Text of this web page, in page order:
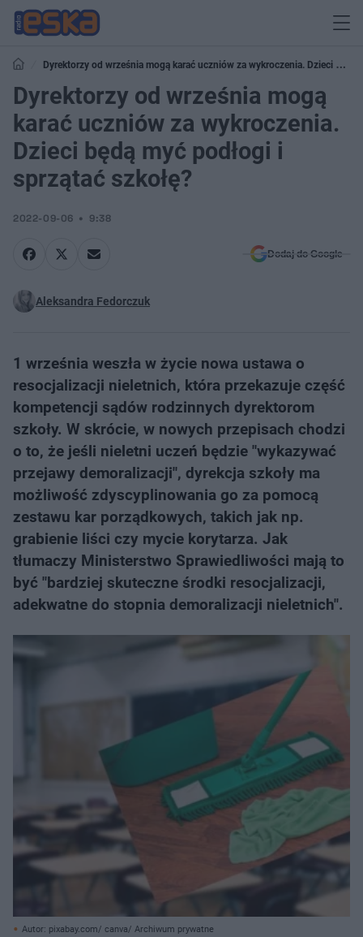
Dyrektorzy od września mogą karać uczniów za wykroczenia. Dzieci będą
myć podłogi i sprzątać szkołę?
Dyrektorzy od września mogą
karać uczniów za wykroczenia.
Dzieci będą myć podłogi i
sprzątać szkołę?
2022-09-06 9:38
Dodaj do Google
Aleksandra Fedorczuk
1 września weszła w życie nowa ustawa o
resocjalizacji nieletnich, która przekazuje część
kompetencji sądów rodzinnych dyrektorom
szkoły. W skrócie, w nowych przepisach chodzi
o to, że jeśli nieletni uczeń będzie "wykazywać
przejawy demoralizacji", dyrekcja szkoły ma
możliwość zdyscyplinowania go za pomocą
zestawu kar porządkowych, takich jak np.
grabienie liści czy mycie korytarza. Jak
tłumaczy Ministerstwo Sprawiedliwości mają to
być "bardziej skuteczne środki resocjalizacji,
adekwatne do stopnia demoralizacji nieletnich".
Autor: pixabay.com/ canva/ Archiwum prywatne